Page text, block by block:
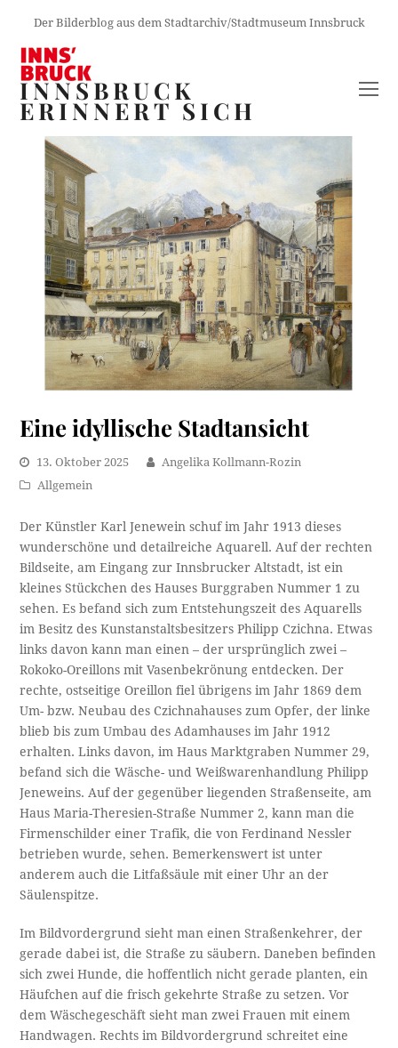
Der Bilderblog aus dem Stadtarchiv/Stadtmuseum Innsbruck
INNSBRUCK
ERINNERT SICH
Eine idyllische Stadtansicht
13. Oktober 2025
Angelika Kollmann-Rozin
Allgemein
Der Künstler Karl Jenewein schuf im Jahr 1913 dieses
wunderschöne und detailreiche Aquarell. Auf der rechten
Bildseite, am Eingang zur Innsbrucker Altstadt, ist ein
kleines Stückchen des Hauses Burggraben Nummer 1 zu
sehen. Es befand sich zum Entstehungszeit des Aquarells
im Besitz des Kunstanstaltsbesitzers Philipp Czichna. Etwas
links davon kann man einen – der ursprünglich zwei –
Rokoko-Oreillons mit Vasenbekrönung entdecken. Der
rechte, ostseitige Oreillon fiel übrigens im Jahr 1869 dem
Um- bzw. Neubau des Czichnahauses zum Opfer, der linke
blieb bis zum Umbau des Adamhauses im Jahr 1912
erhalten. Links davon, im Haus Marktgraben Nummer 29,
befand sich die Wäsche- und Weißwarenhandlung Philipp
Jeneweins. Auf der gegenüber liegenden Straßenseite, am
Haus Maria-Theresien-Straße Nummer 2, kann man die
Firmenschilder einer Trafik, die von Ferdinand Nessler
betrieben wurde, sehen. Bemerkenswert ist unter
anderem auch die Litfaßsäule mit einer Uhr an der
Säulenspitze.
Im Bildvordergrund sieht man einen Straßenkehrer, der
gerade dabei ist, die Straße zu säubern. Daneben befinden
sich zwei Hunde, die hoffentlich nicht gerade planten, ein
Häufchen auf die frisch gekehrte Straße zu setzen. Vor
dem Wäschegeschäft sieht man zwei Frauen mit einem
Handwagen. Rechts im Bildvordergrund schreitet eine